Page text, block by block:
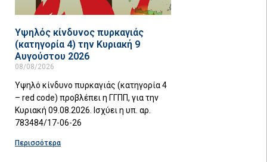
Υψηλός κίνδυνος πυρκαγιάς
(κατηγορία 4) την Κυριακή 9
Αυγούστου 2026
08/08/2026
Υψηλό κίνδυνο πυρκαγιάς (κατηγορία 4
– red code) προβλέπει η ΓΓΠΠ, για την
Κυριακή 09.08.2026. Ισχύει η υπ. αρ.
783484/17-06-26
Περισσότερα